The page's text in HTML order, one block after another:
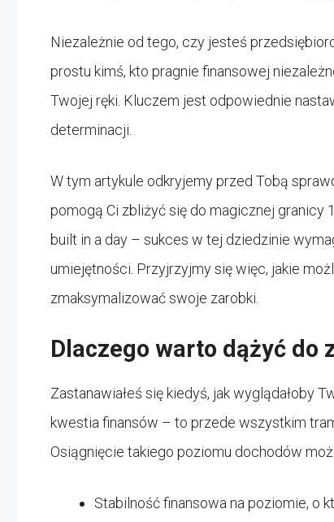
Niezależnie od tego, czy jesteś
prostu kimś, kto pragnie finansowej
Twojej ręki. Kluczem jest odpowiednie
determinacji.
W tym artykule odkryjemy przed Tobą
pomogą Ci zbliżyć się do magicznej granicy
built in a day – sukces w tej dziedzinie
umiejętności. Przyjrzyjmy się więc, jakie
zmaksymalizować swoje zarobki.
Dlaczego warto dążyć do
Zastanawiałeś się kiedyś, jak wyglądałoby
kwestia finansów – to przede wszystkim
Osiągnięcie takiego poziomu dochodów
Stabilność finansowa na poziomie, o